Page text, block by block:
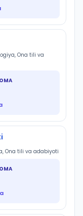
Ona tili va
Ona tili va adabiyoti